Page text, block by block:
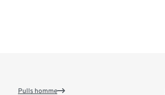
Pulls homme